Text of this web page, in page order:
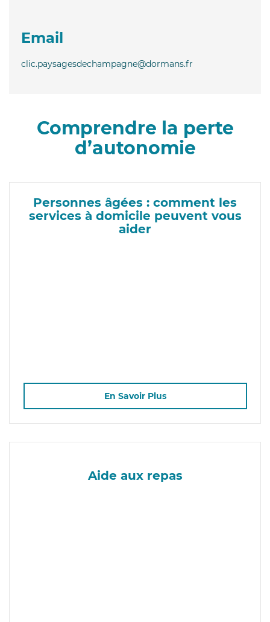
Email
clic.paysagesdechampagne@dormans.fr
Comprendre la perte
d’autonomie
Personnes âgées : comment les
services à domicile peuvent vous
aider
En Savoir Plus
Aide aux repas